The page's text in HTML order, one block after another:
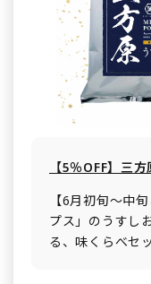
【5％OFF】三
【6月初旬～中
プス」のうすし
る、味くらべセ